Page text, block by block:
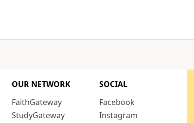
OUR NETWORK
FaithGateway
StudyGateway
SOCIAL
Facebook
Instagram